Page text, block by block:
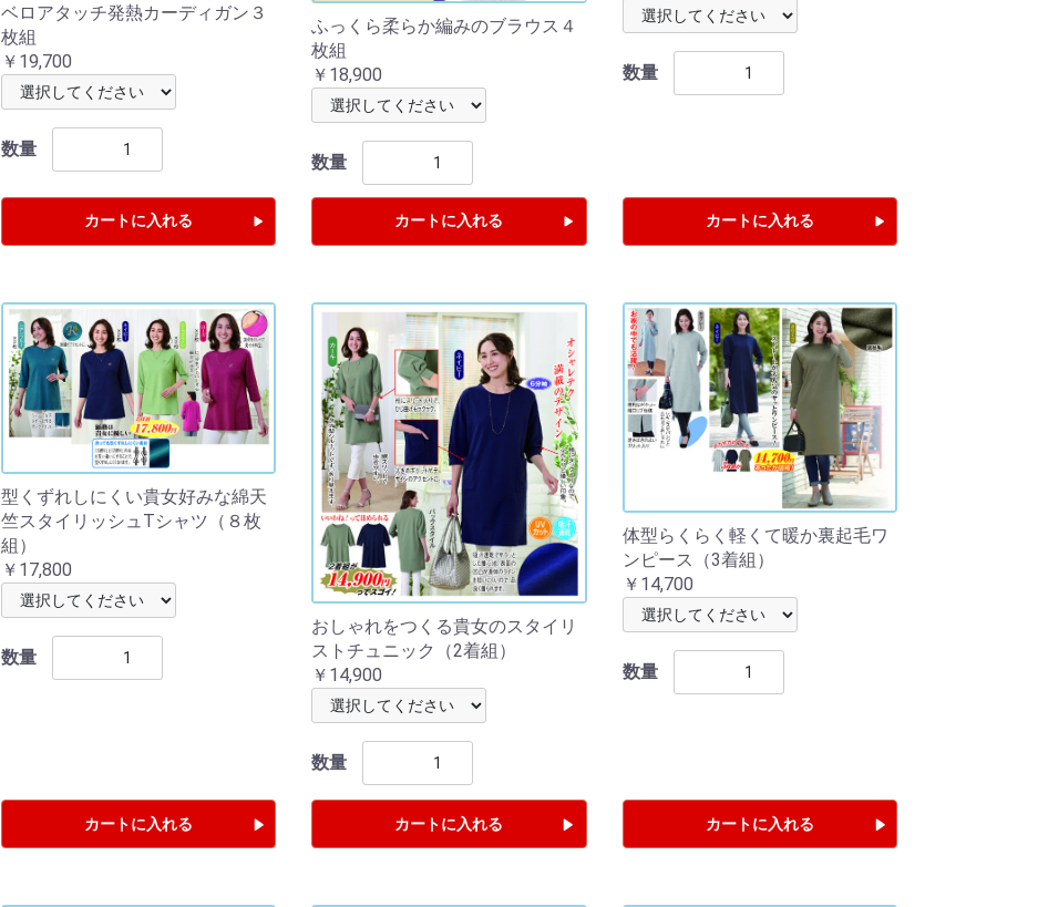
ベロアタッチ発熱カーディガン３
枚組
￥19,700
数量
カートに入れる
ふっくら柔らか編みのブラウス４
枚組
￥18,900
数量
カートに入れる
数量
カートに入れる
型くずれしにくい貴女好みな綿天
竺スタイリッシュTシャツ（８枚
組）
￥17,800
数量
カートに入れる
おしゃれをつくる貴女のスタイリ
ストチュニック（2着組）
￥14,900
数量
カートに入れる
体型らくらく軽くて暖か裏起毛ワ
ンピース（3着組）
￥14,700
数量
カートに入れる